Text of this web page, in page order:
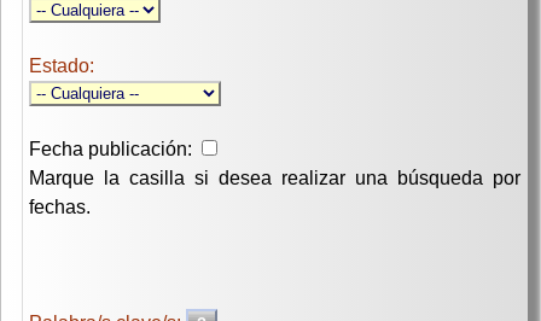
Estado:
Fecha publicación:
Marque la casilla si desea realizar una búsqueda por
fechas.